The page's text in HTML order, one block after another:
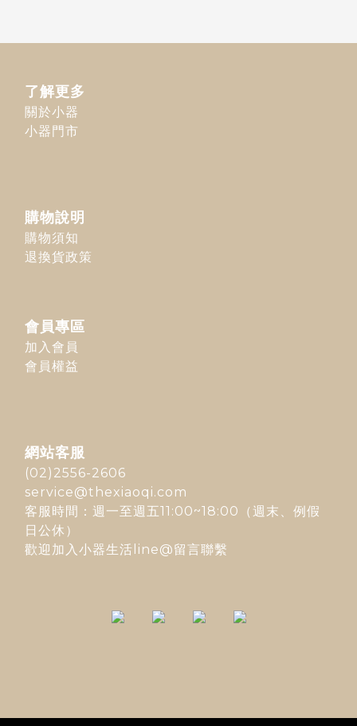
了解更多
關於小器
小器門市
購物說明
購物須知
退換貨政策
會員專區
加入會員
會員權益
網站客服
(02)2556-2606
service@thexiaoqi.com
客服時間：週一至週五11:00~18:00（週末、例假
日公休）
歡迎加入 小器生活line@留言聯繫